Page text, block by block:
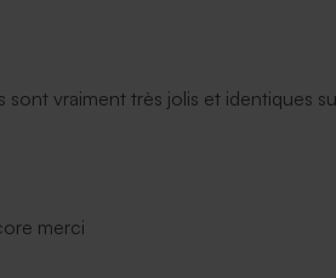
sont vraiment très jolis et
merci